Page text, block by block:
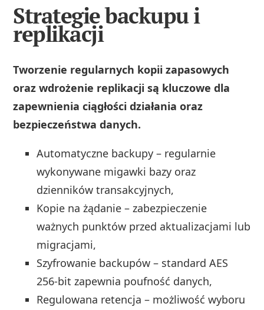
Strategie backupu i
replikacji
Tworzenie regularnych kopii zapasowych
oraz wdrożenie replikacji są kluczowe dla
zapewnienia ciągłości działania oraz
bezpieczeństwa danych.
Automatyczne backupy – regularnie
wykonywane migawki bazy oraz
dzienników transakcyjnych,
Kopie na żądanie – zabezpieczenie
ważnych punktów przed aktualizacjami lub
migracjami,
Szyfrowanie backupów – standard AES
256-bit zapewnia poufność danych,
Regulowana retencja – możliwość wyboru